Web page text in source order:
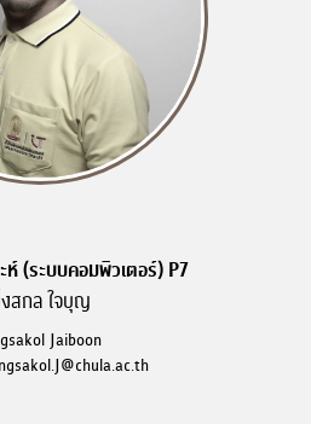
ห์ (ระบบคอมพิวเตอร์) P7
สกล ใจบุญ
Jaiboon